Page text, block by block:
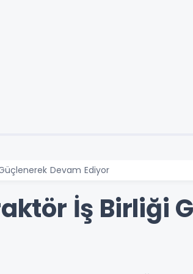
Devam Ediyor
İş Birliği